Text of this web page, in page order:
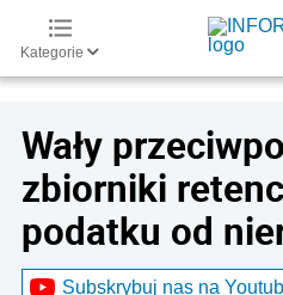
Kategorie
Wały
zbiorniki
podatku od
Subskrybuj nas na